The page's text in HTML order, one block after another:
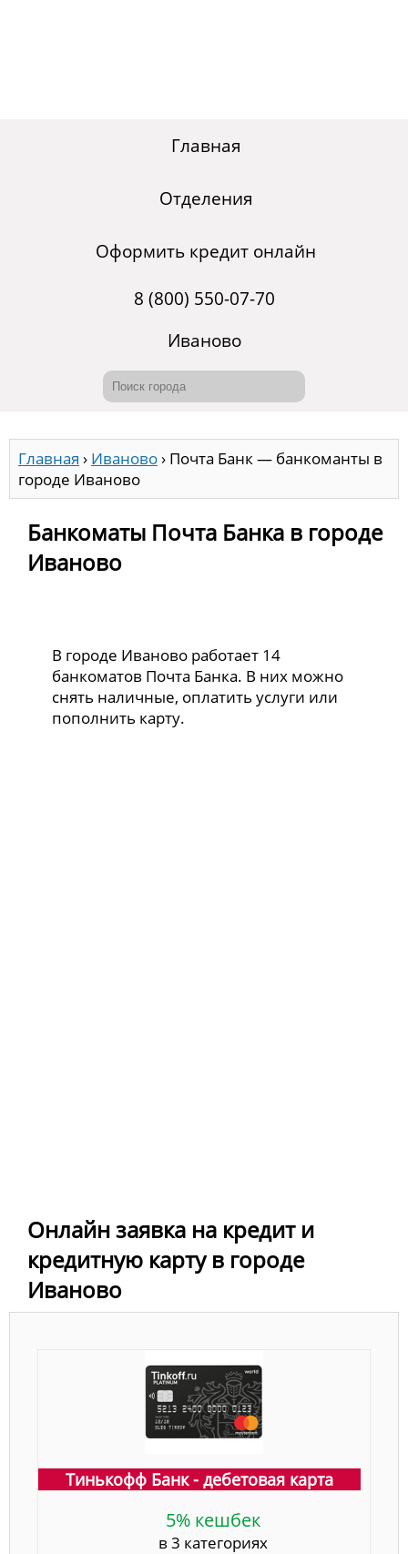
Главная
Отделения
Оформить кредит онлайн
8 (800) 550-07-70
Иваново
Главная › Иваново› Почта Банк — банкоманты в
городе Иваново
Банкоматы Почта Банка в городе
Иваново
В городе Иваново работает 14
банкоматов Почта Банка. В них можно
снять наличные, оплатить услуги или
пополнить карту.
Онлайн заявка на кредит и
кредитную карту в городе
Иваново
Тинькофф Банк - дебетовая карта
5% кешбек
в 3 категориях